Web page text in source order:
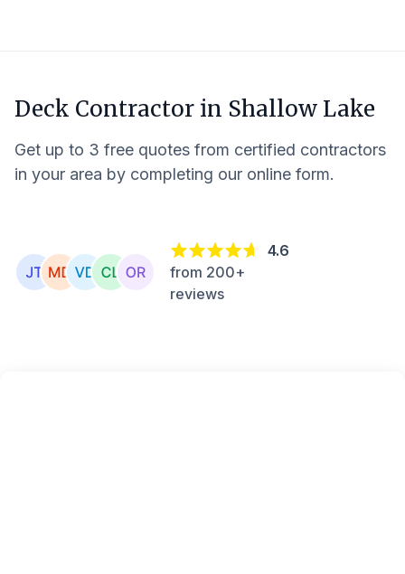
Deck Contractor in Shallow Lake
Get up to 3 free quotes from certified contractors
in your area by completing our online form.
4.6
from 200+
reviews